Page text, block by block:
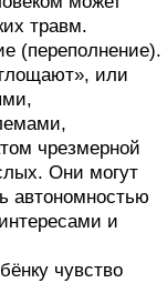
травм.
(переполнение).
или
чрезмерной
Они могут
автономностью
и
чувство